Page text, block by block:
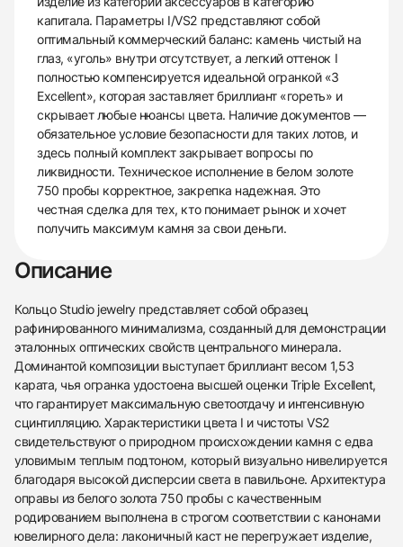
капитала. Параметры I/VS2 представляют собой
оптимальный коммерческий баланс: камень чистый на
глаз, «уголь» внутри отсутствует, а легкий оттенок I
полностью компенсируется идеальной огранкой «3
Excellent», которая заставляет бриллиант «гореть» и
скрывает любые нюансы цвета. Наличие документов —
обязательное условие безопасности для таких лотов, и
здесь полный комплект закрывает вопросы по
ликвидности. Техническое исполнение в белом золоте
750 пробы корректное, закрепка надежная. Это
честная сделка для тех, кто понимает рынок и хочет
получить максимум камня за свои деньги.
Описание
Кольцо Studio jewelry представляет собой образец
рафинированного минимализма, созданный для демонстрации
эталонных оптических свойств центрального минерала.
Доминантой композиции выступает бриллиант весом 1,53
карата, чья огранка удостоена высшей оценки Triple Excellent,
что гарантирует максимальную светоотдачу и интенсивную
сцинтилляцию. Характеристики цвета I и чистоты VS2
свидетельствуют о природном происхождении камня с едва
уловимым теплым подтоном, который визуально нивелируется
благодаря высокой дисперсии света в павильоне. Архитектура
оправы из белого золота 750 пробы с качественным
родированием выполнена в строгом соответствии с канонами
ювелирного дела: лаконичный каст не перегружает изделие,